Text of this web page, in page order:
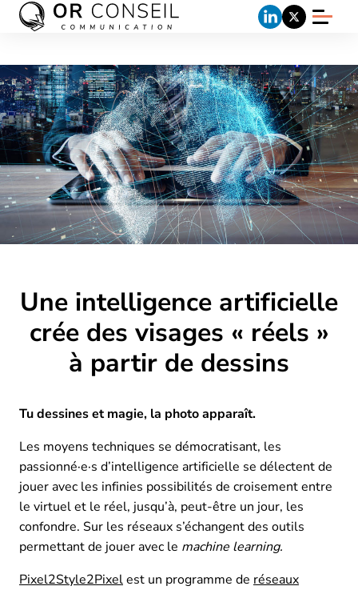
Une intelligence artificielle
crée des visages « réels »
à partir de dessins
Tu dessines et magie, la photo apparaît.
Les moyens techniques se démocratisant, les
passionné·e·s d’intelligence artificielle se délectent de
jouer avec les infinies possibilités de croisement entre
le virtuel et le réel, jusqu’à, peut-être un jour, les
confondre. Sur les réseaux s’échangent des outils
permettant de jouer avec le machine learning.
Pixel2Style2Pixelest un programme de réseaux